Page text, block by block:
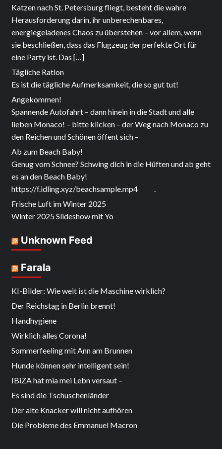
Katzen nach St. Petersburg fliegt, besteht die wahre
Herausforderung darin, ihr unberechenbares,
energiegeladenes Chaos zu überstehen – vor allem, wenn
sie beschließen, dass das Flugzeug der perfekte Ort für
eine Party ist. Das […]
Tägliche Ration
Es ist die tägliche Aufmerksamkeit, die so gut tut!
Angekommen!
Spannende Autofahrt – dann hinein in die Stadt und alle
lieben Monaco! – bitte klicken – der Weg nach Monaco zu
den Reichen und Schönen öffent sich –
Ab zum Beach Baby!
Genug vom Schnee? Schwing dich in die Hüften und ab geht
es an den Beach Baby!
https://f.idling.xyz/beachsample.mp4 .
Frische Luft im Winter 2025
Winter 2025 Slideshow mit Yo
Unknown Feed
Farala
KI-Bilder: Wie weit ist die Maschine wirklich?
Der Reichstag in Berlin brennt!
Handhygiene
Wirklich alles Corona!
Sommerfeeling mit Ann am Brunnen
Hunde können sehr intelligent sein!
IBiZA hat mia mei Lebn versaut –
Es sind die Tschuschenländer
Der alte Knacker will nicht aufhören
Die Probleme des Emmanuel Macron